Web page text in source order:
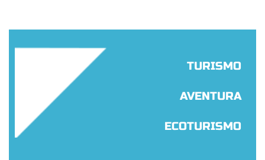
TURISMO
AVENTURA
ECOTURISMO